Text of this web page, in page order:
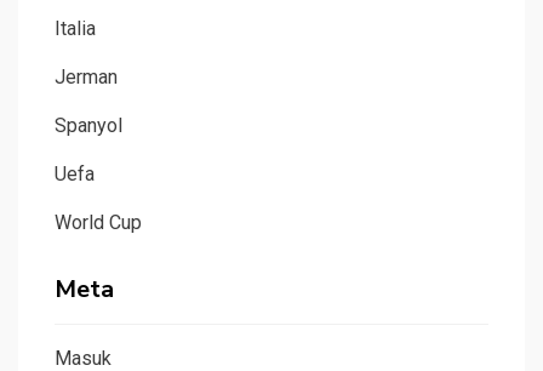
Italia
Jerman
Spanyol
Uefa
World Cup
Meta
Masuk